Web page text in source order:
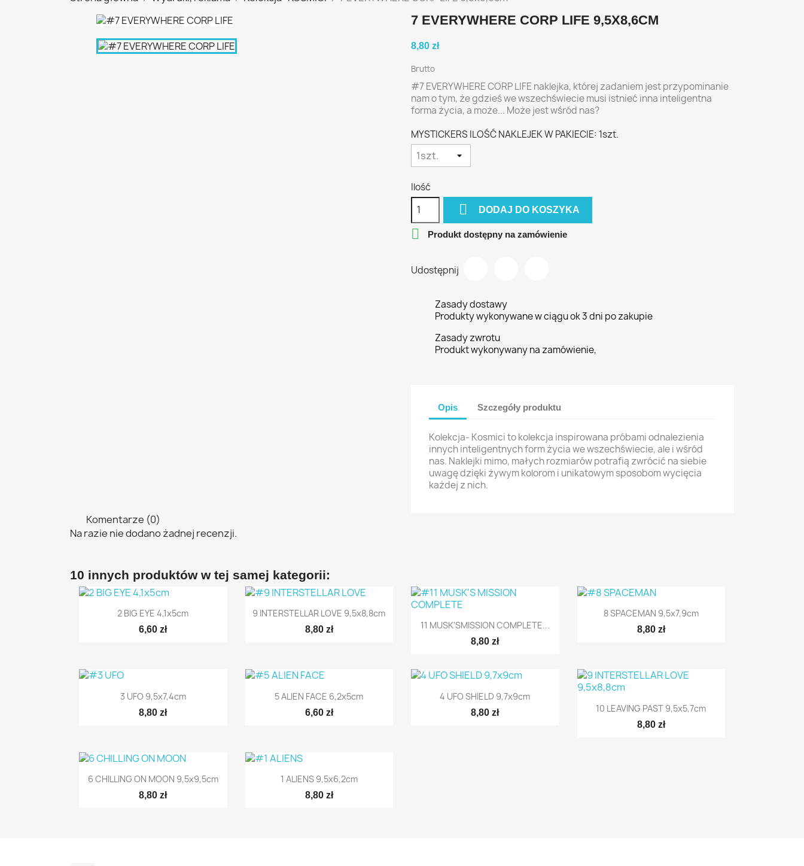
7 EVERYWHERE CORP LIFE 9,5X8,6CM
8,80 zł
Brutto
#7 EVERYWHERE CORP LIFE naklejka, której zadaniem jest przypominanie
nam o tym, że gdzieś we wszechświecie musi istnieć inna inteligentna
forma życia, a może... Może jest wśród nas?
MYSTICKERS ILOŚĆ NAKLEJEK W PAKIECIE: 1szt.
Ilość
 DODAJ DO KOSZYKA
 Produkt dostępny na zamówienie
Udostępnij
Zasady dostawy
Produkty wykonywane w ciągu ok 3 dni po zakupie
Zasady zwrotu
Produkt wykonywany na zamówienie,
Opis Szczegóły produktu
Kolekcja- Kosmici to kolekcja inspirowana próbami odnalezienia
innych inteligentnych form życia we wszechświecie, ale i wśród
nas. Naklejki mimo, małych rozmiarów potrafią zwrócić na siebie
uwagę dzięki żywym kolorom i unikatowym sposobom wycięcia
każdej z nich.
Komentarze (0)
Na razie nie dodano żadnej recenzji.
10 innych produktów w tej samej kategorii:
 Szybki podgląd
2 BIG EYE 4,1x5cm
6,60 zł
 Szybki podgląd
9 INTERSTELLAR LOVE 9,5x8,8cm
8,80 zł  Szybki podgląd
11 MUSK'SMISSION COMPLETE...
8,80 zł
 Szybki podgląd
8 SPACEMAN 9,5x7,9cm
8,80 zł
 Szybki podgląd
3 UFO 9,5x7,4cm
8,80 zł
 Szybki podgląd
5 ALIEN FACE 6,2x5cm
6,60 zł
 Szybki podgląd
4 UFO SHIELD 9,7x9cm
8,80 zł  Szybki podgląd
10 LEAVING PAST 9,5x5,7cm
8,80 zł
 Szybki podgląd
6 CHILLING ON MOON 9,5x9,5cm
8,80 zł
 Szybki podgląd
1 ALIENS 9,5x6,2cm
8,80 zł